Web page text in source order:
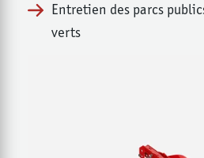
Entretien des parcs
verts